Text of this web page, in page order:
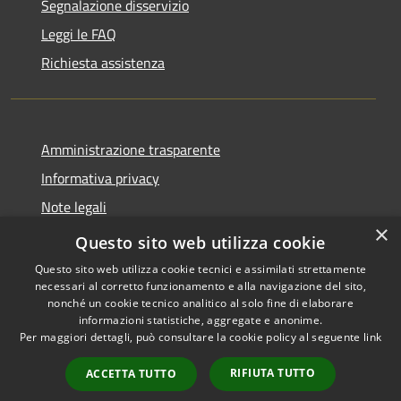
Segnalazione disservizio
Leggi le FAQ
Richiesta assistenza
Amministrazione trasparente
Informativa privacy
Note legali
Dichiarazione di accessibilità
Accessibilità
Copyright © 2026 • Comune di
Castiglione della Pescaia •
Powered byMunicipium
Accesso redazione
×
Questo sito web utilizza cookie
Questo sito web utilizza cookie tecnici e assimilati strettamente
necessari al corretto funzionamento e alla navigazione del sito,
nonché un cookie tecnico analitico al solo fine di elaborare
informazioni statistiche, aggregate e anonime.
Per maggiori dettagli, può consultare la cookie policy al seguente link
ACCETTA TUTTO RIFIUTA TUTTO